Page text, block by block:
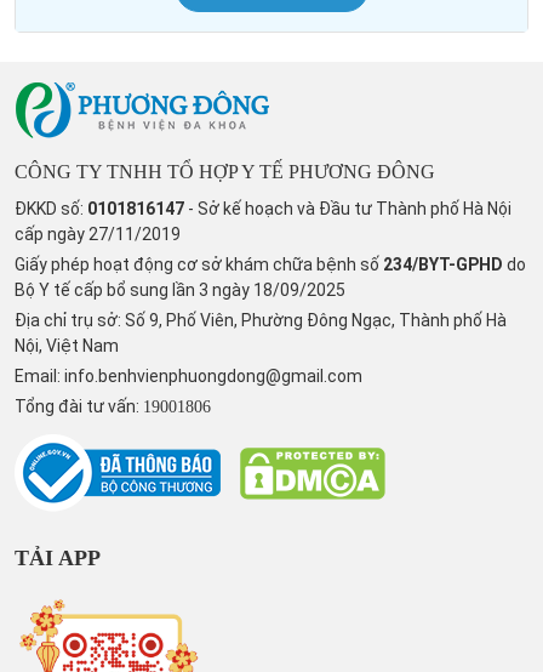
CÔNG TY TNHH TỔ HỢP Y TẾ PHƯƠNG ĐÔNG
ĐKKD số: 0101816147 - Sở kế hoạch và Đầu tư Thành phố Hà Nội
cấp ngày 27/11/2019
Giấy phép hoạt động cơ sở khám chữa bệnh số 234/BYT-GPHD do
Bộ Y tế cấp bổ sung lần 3 ngày 18/09/2025
Địa chỉ trụ sở: Số 9, Phố Viên, Phường Đông Ngạc, Thành phố Hà
Nội, Việt Nam
Email: info.benhvienphuongdong@gmail.com
Tổng đài tư vấn: 19001806
TẢI APP